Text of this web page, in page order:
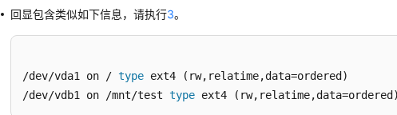
回显包含类似如下信息，请执行3。
/dev/vda1 on / type ext4 (rw,relatime,data=ordered)
/dev/vdb1 on /mnt/test type ext4